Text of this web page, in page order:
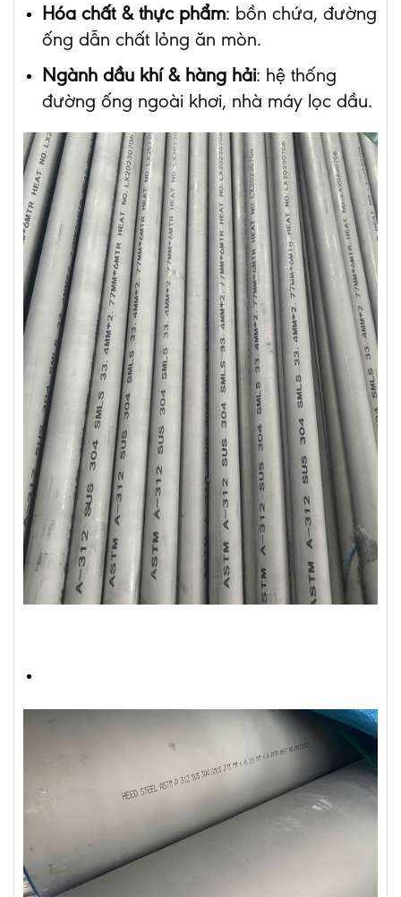
Hóa chất & thực phẩm: bồn chứa, đường
ống dẫn chất lỏng ăn mòn.
Ngành dầu khí & hàng hải: hệ thống
đường ống ngoài khơi, nhà máy lọc dầu.